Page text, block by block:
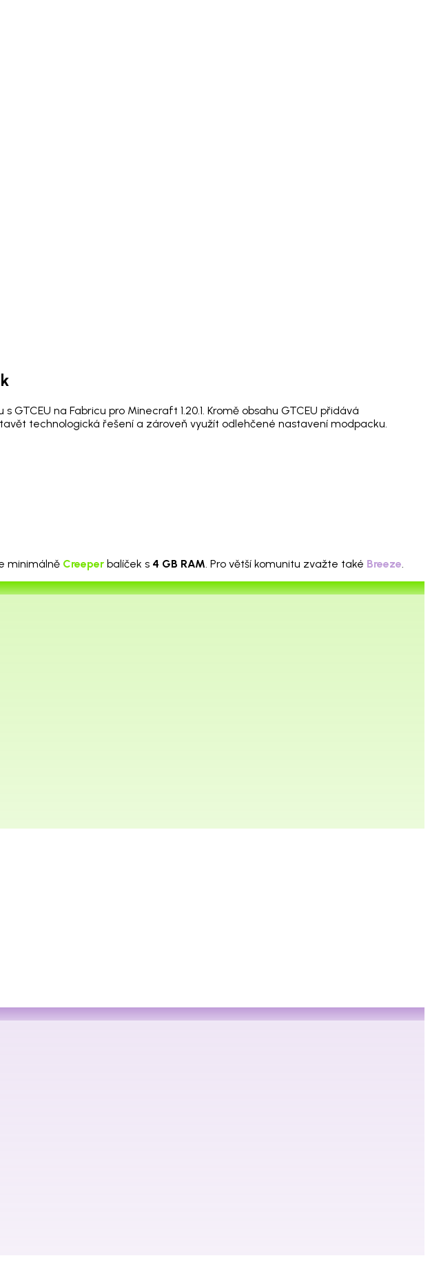
na Fabricu pro Minecraft 1.20.1. Kromě obsahu GTCEU přidává
technologická řešení a zároveň využít odlehčené nastavení modpacku.
minimálně Creeper balíček s 4 GB RAM. Pro větší komunitu zvažte také Breeze.